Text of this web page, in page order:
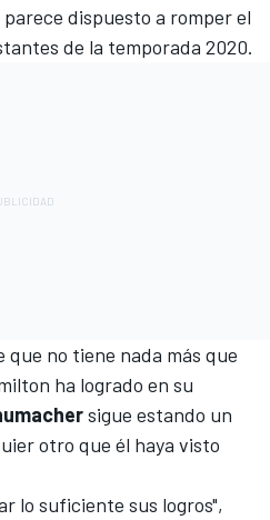
dispuesto a romper el
de la temporada 2020.
que no tiene nada más que
ha logrado en su
sigue estando un
otro que él haya visto
lo suficiente sus logros",